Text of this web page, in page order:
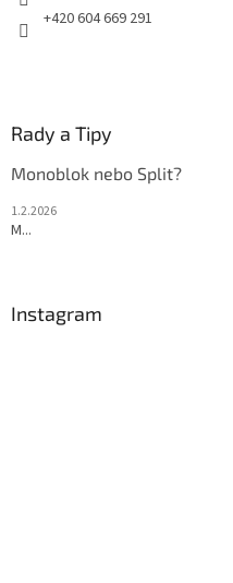
+420 604 669 291
Rady a Tipy
Monoblok nebo Split?
1.2.2026
M...
Instagram